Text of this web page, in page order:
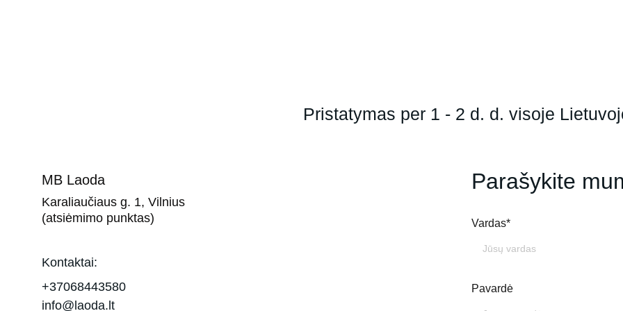
Parašykite
Vardas*
Pavardė
MB Laoda
Karaliaučiaus g. 1, Vilnius
(atsiėmimo punktas)
Kontaktai:
+37068443580
info@laoda.lt
Pristatymas per 1 - 2 d. d. visoje